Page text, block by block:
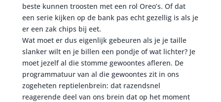
beste kunnen troosten met een rol Oreo’s. Of dat
een serie kijken op de bank pas echt gezellig is als je
er een zak chips bij eet.
Wat moet er dus eigenlijk gebeuren als je je taille
slanker wilt en je billen een pondje of wat lichter? Je
moet jezelf al die stomme gewoontes afleren. De
programmatuur van al die gewoontes zit in ons
zogeheten reptielenbrein: dat razendsnel
reagerende deel van ons brein dat op het moment